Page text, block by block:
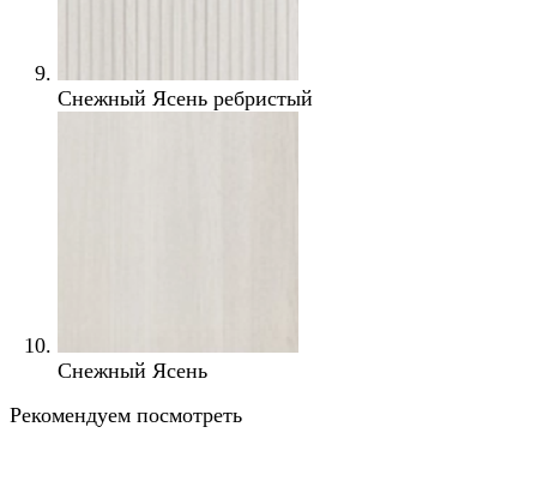
Снежный Ясень ребристый
Снежный Ясень
Рекомендуем посмотреть